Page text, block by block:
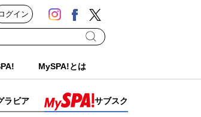
グイン
MySPA!とは
ラビア サブスク